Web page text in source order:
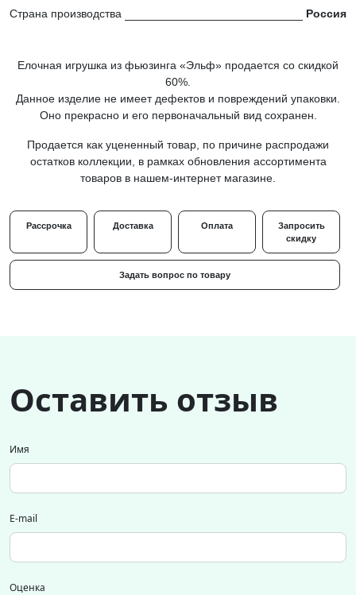
Страна производства Россия
Елочная игрушка из фьюзинга «Эльф» продается со скидкой
60%.
Данное изделие не имеет дефектов и повреждений упаковки.
Оно прекрасно и его первоначальный вид сохранен.
Продается как уцененный товар, по причине распродажи
остатков коллекции, в рамках обновления ассортимента
товаров в нашем-интернет магазине.
Рассрочка Доставка Оплата
Запросить
скидку
Задать вопрос по товару
Оставить отзыв
Имя
E-mail
Оценка